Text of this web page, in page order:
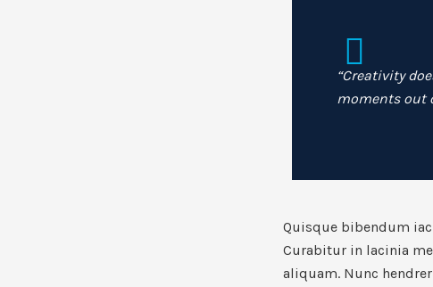
“Creativity
moments out
Quisque bibendum
Curabitur in lacinia
aliquam. Nunc